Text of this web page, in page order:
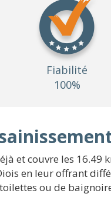
Fiabilité
100%
et couvre les 16.49
en leur offrant
ou de